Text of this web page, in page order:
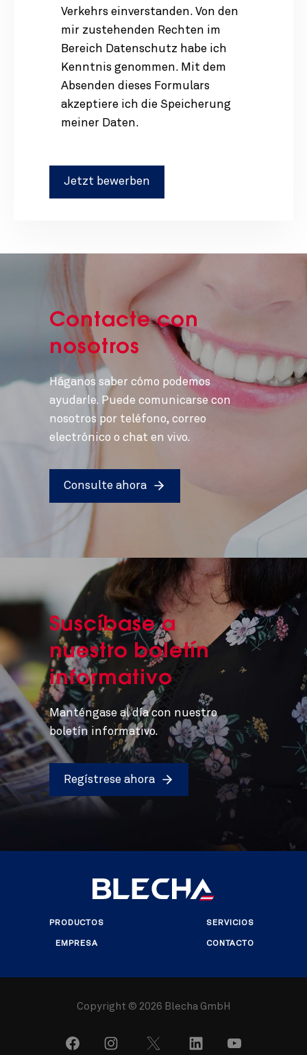
Verkehrs einverstanden. Von den
mir zustehenden Rechten im
Bereich Datenschutz habe ich
Kenntnis genommen. Mit dem
Absenden dieses Formulars
akzeptiere ich die Speicherung
meiner Daten.
Contacte con
nosotros
Háganos saber cómo podemos
ayudarle. Puede comunicarse con
nosotros por teléfono, correo
electrónico o chat en vivo.
Consulte ahora
Suscíbase a
nuestro boletín
informativo
Manténgase al día con nuestro
boletín informativo.
Regístrese ahora
PRODUCTOS SERVICIOS
EMPRESA CONTACTO
Copyright © 2026 Blecha GmbH